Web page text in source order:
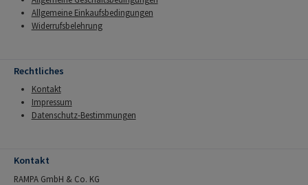
Allgemeine Einkaufsbedingungen
Widerrufsbelehrung
Rechtliches
Kontakt
Impressum
Datenschutz-Bestimmungen
Kontakt
RAMPA GmbH & Co. KG